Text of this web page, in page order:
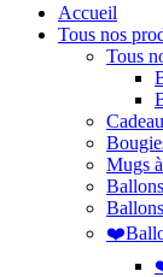
Accueil
Tous nos
Tous
Mugs